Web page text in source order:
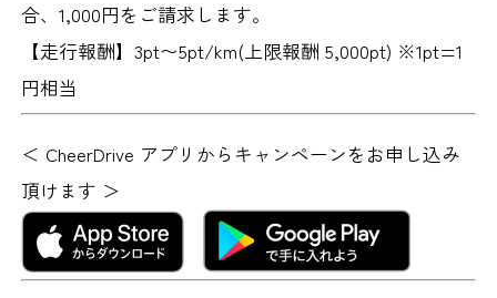
合、1,000円をご請求します。
【走行報酬】3pt〜5pt/km(上限報酬 5,000pt) ※1pt=1
円相当
＜ CheerDrive アプリからキャンペーンをお申し込み
頂けます ＞